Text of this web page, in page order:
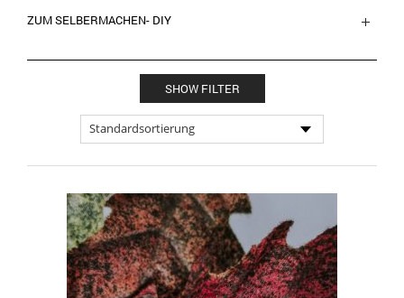
SHOW FILTER
ZUM SELBERMACHEN- DIY